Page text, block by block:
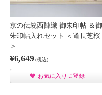
京の伝統西陣織 御朱印帖 ＆御
朱印帖入れセット ＜道長芝桜
＞
¥6,649 (税込)
お気に入りに登録